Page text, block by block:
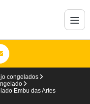
congelados
Embu das Artes